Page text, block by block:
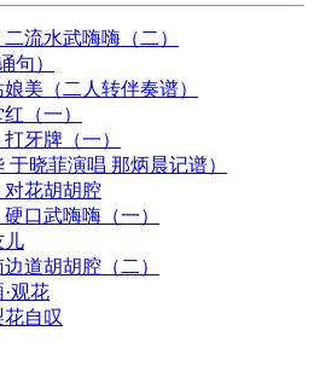
流水武嗨嗨（二）
句）
美（二人转伴奏谱）
（一）
牙牌（一）
晓菲演唱 那炳晨记谱）
对花胡胡腔
口武嗨嗨（一）
儿
道胡胡腔（二）
观花
花自叹